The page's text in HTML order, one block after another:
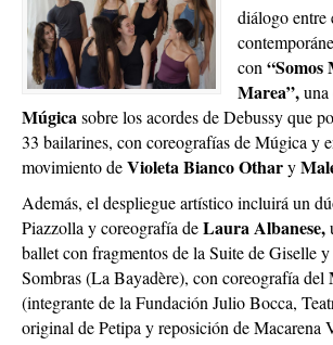
diálogo entre
con“Somos
Marea”,una
Múgicasobre los acordes de Debussy que
33 bailarines, con coreografías de Múgica y
movimiento deVioleta Bianco Othary
Además, el despliegue artístico incluirá un
Piazzolla y coreografía deLaura Albanese,
ballet con fragmentos de la Suite de Giselle
Sombras (La Bayadère), con coreografía del
(integrante de la Fundación Julio Bocca,
original de Petipa y reposición de Macarena